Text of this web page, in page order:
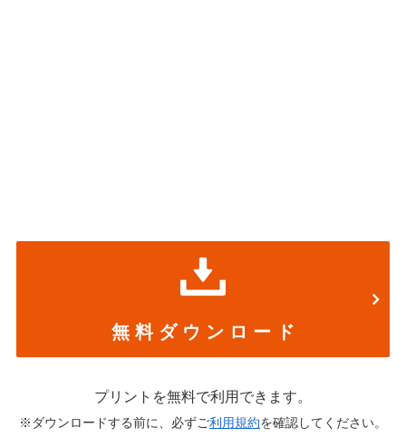
無 料 ダ ウ ン ロ ー ド
プリントを無料で利用できます。
※ダウンロードする前に、必ずご利用規約を確認してください。